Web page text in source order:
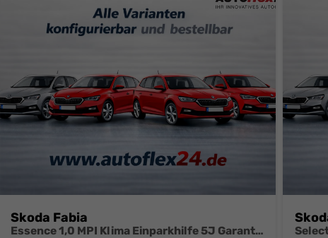
Skoda Fabia
Essence 1,0 MPI Klima Einparkhilfe 5J Garantie LED Scheinwerfer Bluetooth